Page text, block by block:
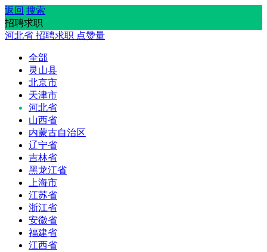
返回 搜索
招聘求职
河北省 招聘求职 点赞量
全部
灵山县
北京市
天津市
河北省
山西省
内蒙古自治区
辽宁省
吉林省
黑龙江省
上海市
江苏省
浙江省
安徽省
福建省
江西省